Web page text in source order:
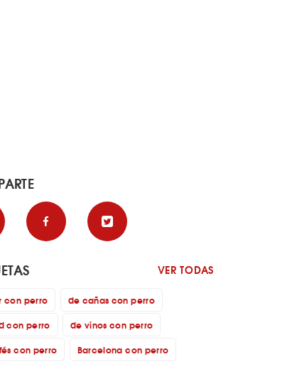
VER TODAS
con perro
de cañas con perro
con perro
de vinos con perro
con perro
Barcelona con perro